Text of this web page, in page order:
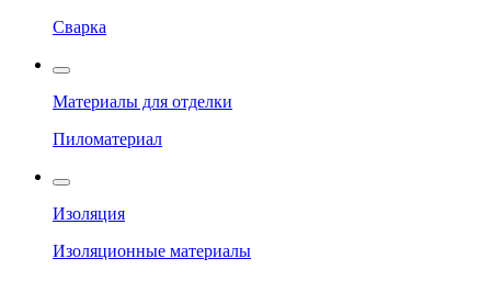
Сварка
Материалы для отделки
Пиломатериал
Изоляция
Изоляционные материалы